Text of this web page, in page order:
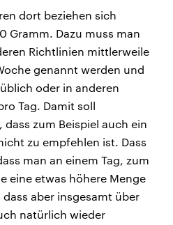
dort beziehen sich
Gramm. Dazu muss man
Richtlinien mittlerweile
genannt werden und
oder in anderen
Tag. Damit soll
zum Beispiel auch ein
zu empfehlen ist. Dass
man an einem Tag, zum
eine etwas höhere Menge
aber insgesamt über
natürlich wieder